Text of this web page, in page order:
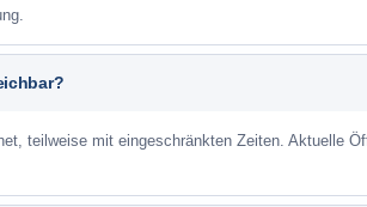
teilweise mit eingeschränkten Zeiten. Aktuelle